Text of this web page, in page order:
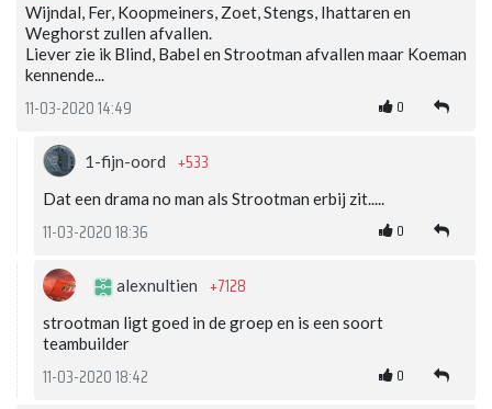
Wijndal, Fer, Koopmeiners, Zoet, Stengs, Ihattaren en
Weghorst zullen afvallen.
Liever zie ik Blind, Babel en Strootman afvallen maar Koeman
kennende...
11-03-2020 14:49 0
1-fijn-oord +533
Dat een drama no man als Strootman erbij zit.....
11-03-2020 18:36 0
alexnultien +7128
strootman ligt goed in de groep en is een soort
teambuilder
11-03-2020 18:42 0